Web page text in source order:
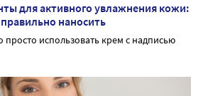
для активного увлажнения кожи:
наносить
просто использовать крем с надписью